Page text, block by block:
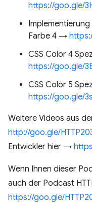
https://goo.gle/
Farbe 4 →
CSS Color 4
https://goo.gle/
CSS Color 5
https://goo.gle/
Weitere Videos aus
http://goo.gle/
Entwickler hier →
Wenn Ihnen dieser
auch der Podcast
https://goo.gle/